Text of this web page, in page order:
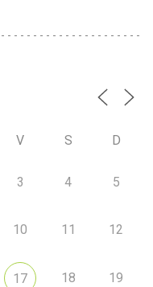
V S D
3 4 5
10 11 12
17 18 19